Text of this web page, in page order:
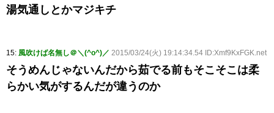
湯気通しとかマジキチ
15: 風吹けば名無し＠＼(^o^)／ 2015/03/24(火) 19:14:34.54 ID:Xmf9KxFGK.net
そうめんじゃないんだから茹でる前もそこそこは柔
らかい気がするんだが違うのか